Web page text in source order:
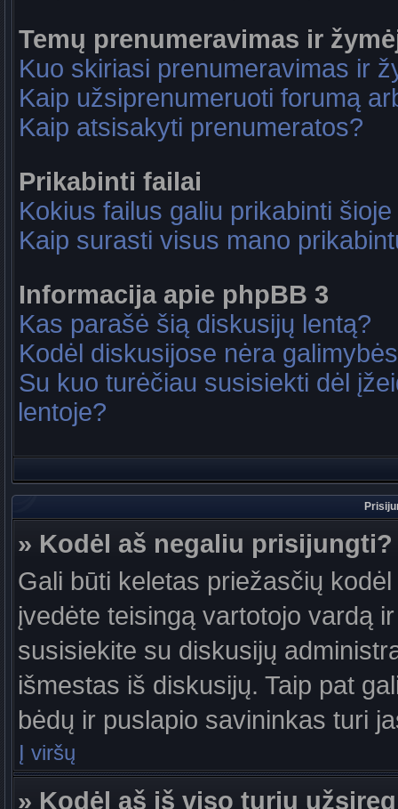
Temų prenumeravimas ir
Kuo skiriasi prenumeravimas ir
Kaip užsiprenumeruoti forumą
Kaip atsisakyti prenumeratos?
Prikabinti failai
Kokius failus galiu prikabinti
Kaip surasti visus mano
Informacija apie phpBB 3
Kas parašė šią diskusijų lentą?
Kodėl diskusijose nėra
Su kuo turėčiau susisiekti dėl
lentoje?
» Kodėl aš negaliu prisijungti?
Gali būti keletas priežasčių
įvedėte teisingą vartotojo vardą
susisiekite su diskusijų
išmestas iš diskusijų. Taip pat
bėdų ir puslapio savininkas turi
Į viršų
» Kodėl aš iš viso turiu